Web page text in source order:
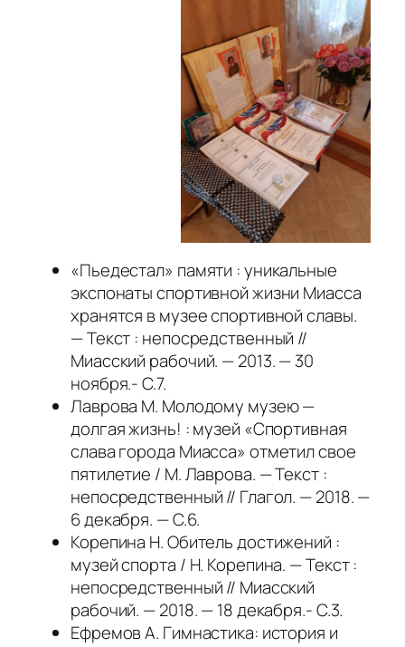
«Пьедестал» памяти : уникальные
экспонаты спортивной жизни Миасса
хранятся в музее спортивной славы.
— Текст : непосредственный //
Миасский рабочий. — 2013. — 30
ноября.- С.7.
Лаврова М. Молодому музею —
долгая жизнь! : музей «Спортивная
слава города Миасса» отметил свое
пятилетие / М. Лаврова. — Текст :
непосредственный // Глагол. — 2018. —
6 декабря. — С.6.
Корепина Н. Обитель достижений :
музей спорта / Н. Корепина. — Текст :
непосредственный // Миасский
рабочий. — 2018. — 18 декабря.- С.3.
Ефремов А. Гимнастика: история и